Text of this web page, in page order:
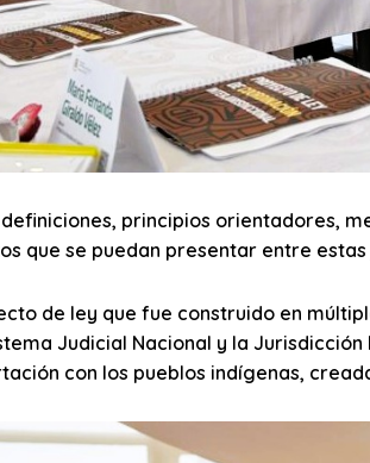
principios orientadores,
que se puedan presentar entre
de ley que fue construido en
Judicial Nacional y la
con los pueblos indígenas,